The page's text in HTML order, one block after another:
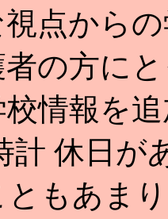
点から
の方に
情報を
計 休日が
もあま